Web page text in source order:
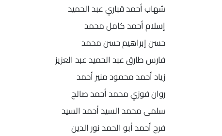
شهاب أحمد قباري عبد الحميد
إسلام أحمد كامل محمد
حسن إبراهيم حسن محمد
فارس طارق عبد الحميد عبد العزيز
زياد أحمد محمود منير أحمد
روان فوزي محمد أحمد صالح
سلمى محمد السيد أحمد السيد
فرح أحمد أبو الحمد نور الدين